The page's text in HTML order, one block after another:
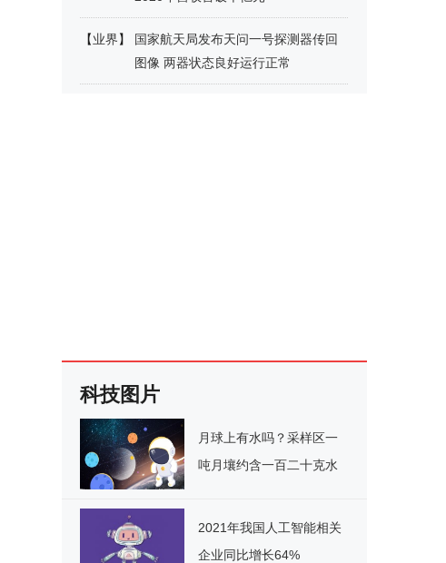
【业界】
国家航天局发布天问一号探测器传回
图像 两器状态良好运行正常
科技图片
月球上有水吗？采样区一
吨月壤约含一百二十克水
2021年我国人工智能相关
企业同比增长64%